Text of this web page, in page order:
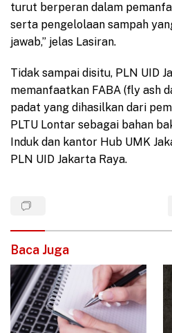
turut berperan dalam
serta pengelolaan sampah
jawab,” jelas Lasiran.
Tidak sampai disitu, PLN UID
memanfaatkan FABA (fly ash
padat yang dihasilkan dari
PLTU Lontar sebagai bahan
Induk dan kantor Hub UMK
PLN UID Jakarta Raya.
Baca Juga